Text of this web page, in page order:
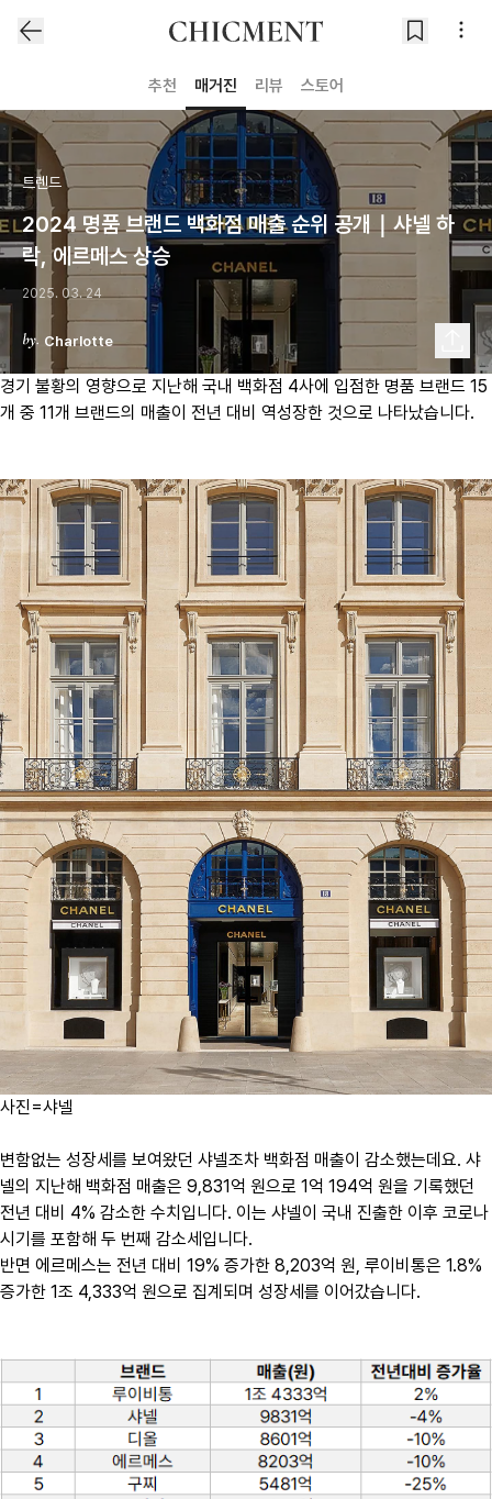
추천 매거진 리뷰 스토어
트렌드
2024 명품 브랜드 백화점 매출 순위 공개｜샤넬 하
락, 에르메스 상승
2025. 03. 24
Charlotte
경기 불황의 영향으로 지난해 국내 백화점 4사에 입점한 명품 브랜드 15
개 중 11개 브랜드의 매출이 전년 대비 역성장한 것으로 나타났습니다.
사진=샤넬
변함없는 성장세를 보여왔던 샤넬조차 백화점 매출이 감소했는데요. 샤
넬의 지난해 백화점 매출은 9,831억 원으로 1억 194억 원을 기록했던
전년 대비 4% 감소한 수치입니다. 이는 샤넬이 국내 진출한 이후 코로나
시기를 포함해 두 번째 감소세입니다.
반면 에르메스는 전년 대비 19% 증가한 8,203억 원, 루이비통은 1.8%
증가한 1조 4,333억 원으로 집계되며 성장세를 이어갔습니다.